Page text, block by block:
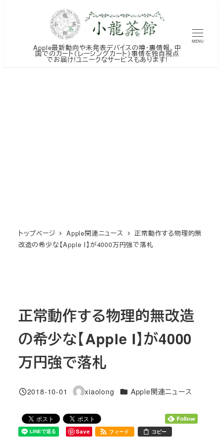
Apple最新動向や未発表デバイスの噂・裏情報、中
国でのカート（レーシングカート）事情を独自視点
でお届け!ユニークなサービスもあります!
MENU
トップページ Apple関連ニュース
正常動作する物理的無
改造の希少な【Apple I】が4000万円強で落札
正常動作する物理的無改造
の希少な【Apple I】が4000
万円強で落札
投稿日
2018-10-01
著
xiaolong カテゴリー
Apple関連ニュース
Save フィード コピー